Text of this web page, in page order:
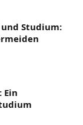
Studium:
Ein